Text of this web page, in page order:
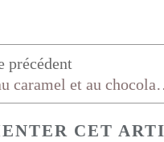
Délice au
CET